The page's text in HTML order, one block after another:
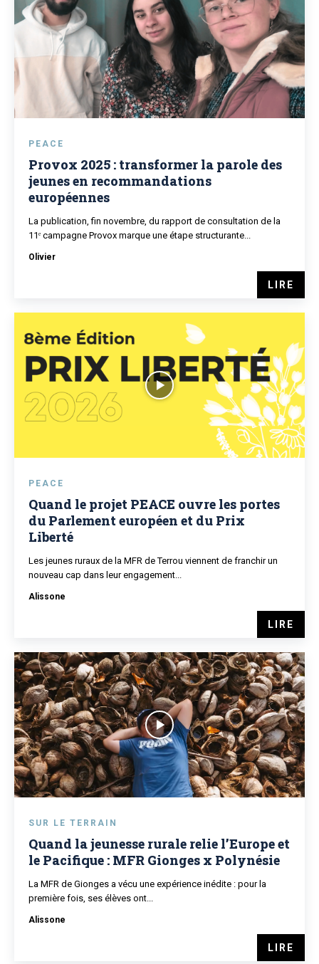
PEACE
Provox 2025 : transformer la parole des
jeunes en recommandations
européennes
La publication, fin novembre, du rapport de consultation de la
11ᵉ campagne Provox marque une étape structurante...
Olivier
LIRE
PEACE
Quand le projet PEACE ouvre les portes
du Parlement européen et du Prix
Liberté
Les jeunes ruraux de la MFR de Terrou viennent de franchir un
nouveau cap dans leur engagement...
Alissone
LIRE
SUR LE TERRAIN
Quand la jeunesse rurale relie l’Europe et
le Pacifique : MFR Gionges x Polynésie
La MFR de Gionges a vécu une expérience inédite : pour la
première fois, ses élèves ont...
Alissone
LIRE